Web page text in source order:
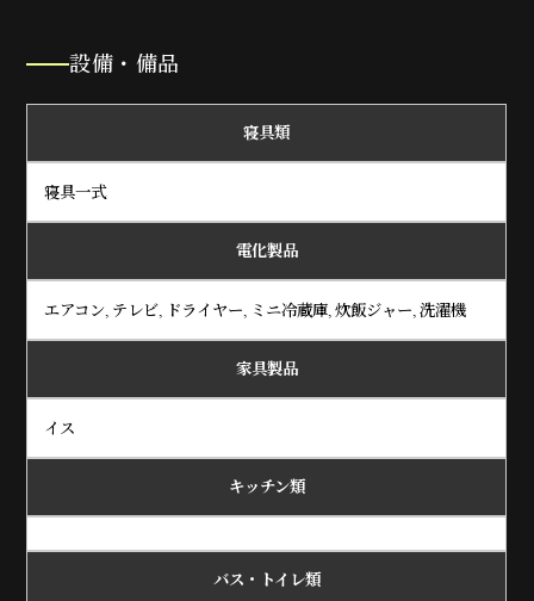
設備・備品
寝具類
寝具一式
電化製品
エアコン, テレビ, ドライヤー, ミニ冷蔵庫, 炊飯ジャー, 洗濯機
家具製品
イス
キッチン類
バス・トイレ類